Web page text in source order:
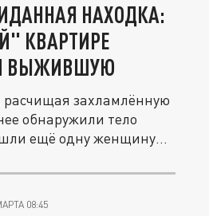
НАХОДКА:
КВАРТИРЕ
ВЫЖИВШУЮ
захламлённую
обнаружили тело
ещё одну женщину
08:45